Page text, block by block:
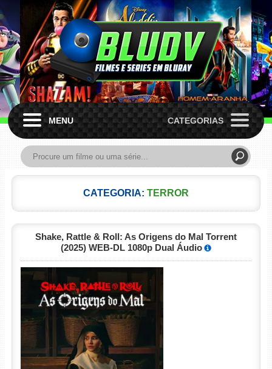
MENU CATEGORIAS
CATEGORIA: TERROR
Shake, Rattle & Roll: As Origens do Mal Torrent
(2025) WEB-DL 1080p Dual Áudio